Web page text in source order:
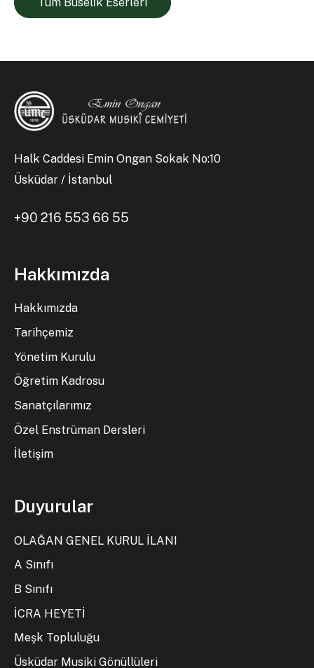
Halk Caddesi Emin Ongan Sokak No:10
Üsküdar / İstanbul
+90 216 553 66 55
Hakkımızda
Hakkımızda
Tarihçemiz
Yönetim Kurulu
Öğretim Kadrosu
Sanatçılarımız
Özel Enstrüman Dersleri
İletişim
Duyurular
OLAĞAN GENEL KURUL İLANI
A Sınıfı
B Sınıfı
İCRA HEYETİ
Meşk Topluluğu
Üsküdar Musiki Gönüllüleri